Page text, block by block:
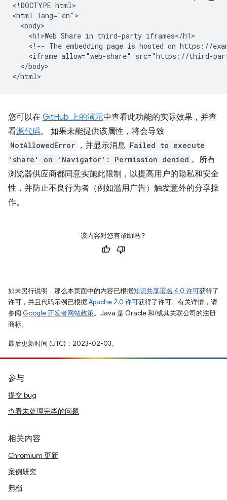
<!DOCTYPE html>
<html lang="en">
  <body>
    <h1>Web Share in third-party iframes</h1>
<!-- The embedding page is hosted on https://
<iframe allow="web-share" src="https://third-
  </body>
您可以在 GitHub 上的演示中查看此功能的实际效果，并查
看源代码。 如果未能提供该属性，将会导致
NotAllowedError ，并显示消息 Failed to execute
'share' on 'Navigator': Permission denied 。所有
浏览器供应商都同意实施此限制，以提高用户的隐私和安全
性，并防止不良行为者（例如滥用广告）触发意外的分享操
作。
该内容对您有帮助吗？
如未另行说明，那么本页面中的内容已根据知识共享署名 4.0 许可获得了
许可，并且代码示例已根据Apache 2.0 许可获得了许可。有关详情，请
参阅 Google 开发者网站政策。Java 是 Oracle 和/或其关联公司的注册
商标。
最后更新时间 (UTC)：2023-02-03。
参与
提交 bug
查看未处理完毕的问题
相关内容
Chromium 更新
案例研究
归档